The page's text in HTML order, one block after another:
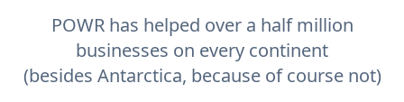
POWR has helped over a half million
businesses on every continent
(besides Antarctica, because of course not)